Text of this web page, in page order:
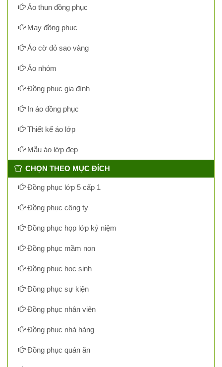
Áo thun đồng phục
May đồng phục
Áo cờ đỏ sao vàng
Áo nhóm
Đồng phục gia đình
In áo đồng phục
Thiết kế áo lớp
Mẫu áo lớp đẹp
CHỌN THEO MỤC ĐÍCH
Đồng phục lớp 5 cấp 1
Đồng phục công ty
Đồng phục họp lớp kỷ niệm
Đồng phục mầm non
Đồng phục học sinh
Đồng phục sự kiện
Đồng phục nhân viên
Đồng phục nhà hàng
Đồng phục quán ăn